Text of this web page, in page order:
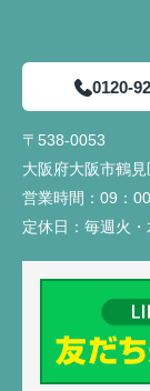
0120-
〒538-0053
大阪府大阪市鶴
営業時間： 09：
定休日： 毎週火・